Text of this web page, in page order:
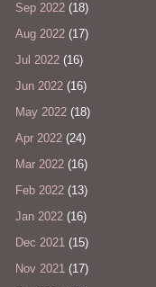
Sep 2022 (18)
Aug 2022 (17)
Jul 2022 (16)
Jun 2022 (16)
May 2022 (18)
Apr 2022 (24)
Mar 2022 (16)
Feb 2022 (13)
Jan 2022 (16)
Dec 2021 (15)
Nov 2021 (17)